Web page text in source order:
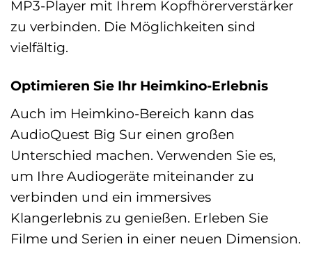
MP3-Player mit Ihrem Kopfhörerverstärker
zu verbinden. Die Möglichkeiten sind
vielfältig.
Optimieren Sie Ihr Heimkino-Erlebnis
Auch im Heimkino-Bereich kann das
AudioQuest Big Sur einen großen
Unterschied machen. Verwenden Sie es,
um Ihre Audiogeräte miteinander zu
verbinden und ein immersives
Klangerlebnis zu genießen. Erleben Sie
Filme und Serien in einer neuen Dimension.